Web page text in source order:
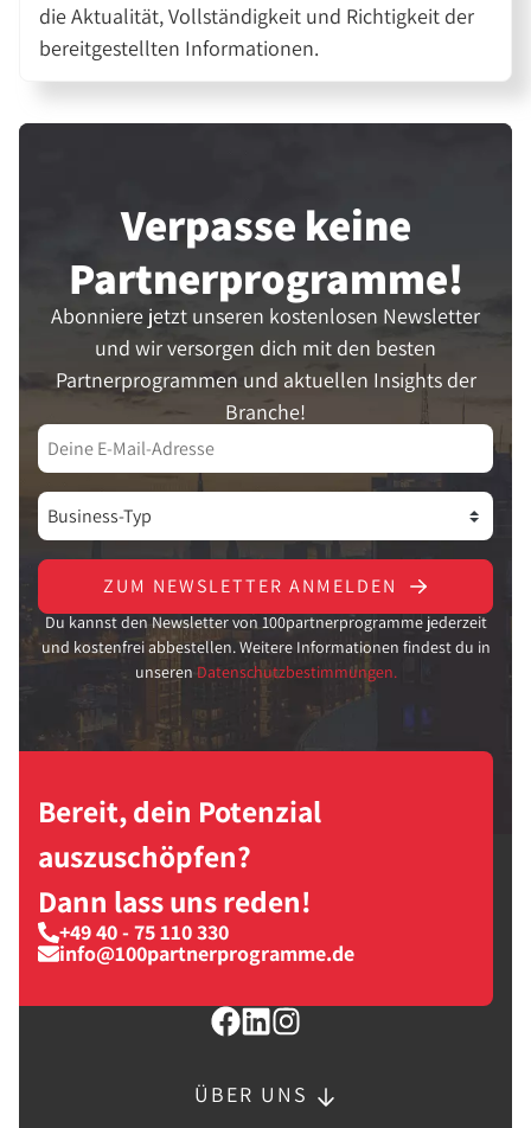
die Aktualität, Vollständigkeit und Richtigkeit der
bereitgestellten Informationen.
Verpasse keine
Partner­programme!
Abonniere jetzt unseren kostenlosen Newsletter
und wir versorgen dich mit den besten
Partnerprogrammen und aktuellen Insights der
Branche!
ZUM NEWSLETTER ANMELDEN
Du kannst den Newsletter von 100partnerprogramme jederzeit
und kostenfrei abbestellen. Weitere Informationen findest du in
unseren Datenschutzbestimmungen.
Bereit, dein Potenzial
auszuschöpfen?
Dann lass uns reden!
+49 40 - 75 110 330
info@100partnerprogramme.de
ÜBER UNS